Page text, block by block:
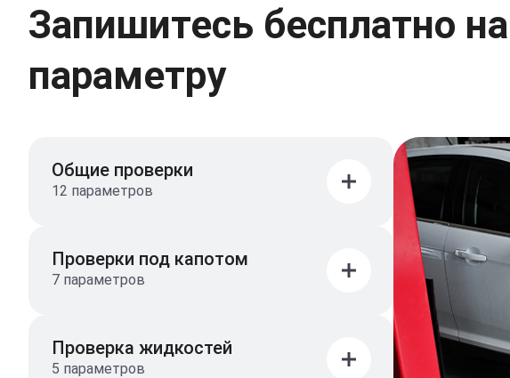
Запишитесь бесплатно
параметру
Общие проверки
12 параметров
Проверки под капотом
7 параметров
Проверка жидкостей
5 параметров